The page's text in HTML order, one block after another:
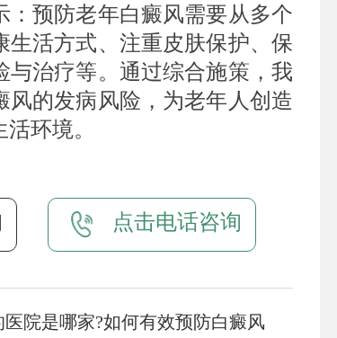
：预防老年白癜风需要从多个
生活方式、注重皮肤保护、保
与治疗等。通过综合施策，我
风的发病风险，为老年人创造
环境。
点击电话咨询
院是哪家?如何有效预防白癜风